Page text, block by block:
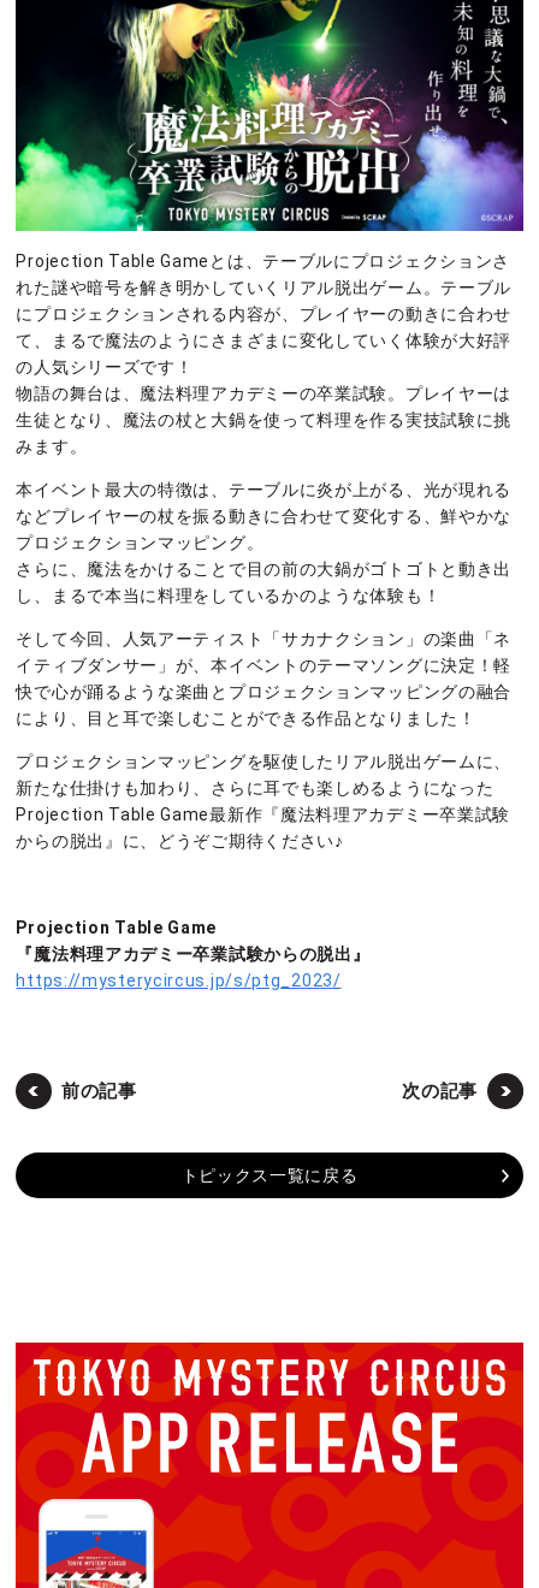
Projection Table Gameとは、テーブルにプロジェクションさ
れた謎や暗号を解き明かしていくリアル脱出ゲーム。テーブル
にプロジェクションされる内容が、プレイヤーの動きに合わせ
て、まるで魔法のようにさまざまに変化していく体験が大好評
の人気シリーズです！
物語の舞台は、魔法料理アカデミーの卒業試験。プレイヤーは
生徒となり、魔法の杖と大鍋を使って料理を作る実技試験に挑
みます。
本イベント最大の特徴は、テーブルに炎が上がる、光が現れる
などプレイヤーの杖を振る動きに合わせて変化する、鮮やかな
プロジェクションマッピング。
さらに、魔法をかけることで目の前の大鍋がゴトゴトと動き出
し、まるで本当に料理をしているかのような体験も！
そして今回、人気アーティスト「サカナクション」の楽曲「ネ
イティブダンサー」が、本イベントのテーマソングに決定！軽
快で心が踊るような楽曲とプロジェクションマッピングの融合
により、目と耳で楽しむことができる作品となりました！
プロジェクションマッピングを駆使したリアル脱出ゲームに、
新たな仕掛けも加わり、さらに耳でも楽しめるようになった
Projection Table Game最新作『魔法料理アカデミー卒業試験
からの脱出』に、どうぞご期待ください♪
Projection Table Game
『魔法料理アカデミー卒業試験からの脱出』
https://mysterycircus.jp/s/ptg_2023/
前の記事 次の記事
トピックス一覧に戻る